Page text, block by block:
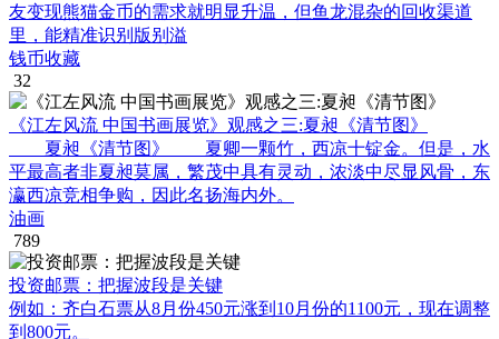
友变现熊猫金币的需求就明显升温，但鱼龙混杂的回收渠道
里，能精准识别版别溢
钱币收藏
32
《江左风流 中国书画展览》观感之三:夏昶《清节图》
夏昶《清节图》 夏卿一颗竹，西凉十锭金。但是，水
平最高者非夏昶莫属，繁茂中具有灵动，浓淡中尽显风骨，东
瀛西凉竞相争购，因此名扬海内外。
油画
789
投资邮票：把握波段是关键
例如：齐白石票从8月份450元涨到10月份的1100元，现在调整
到800元。